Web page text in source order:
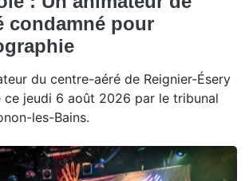
condamné pour
du centre-aéré de Reignier-Ésery
ce jeudi 6 août 2026 par le tribunal
les-Bains.